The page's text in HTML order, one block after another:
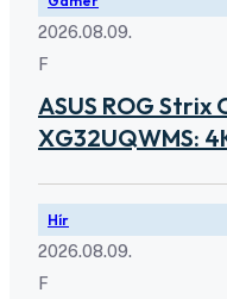
2026.08.09.
F
ASUS ROG Strix
XG32UQWMS:
Hír
2026.08.09.
F